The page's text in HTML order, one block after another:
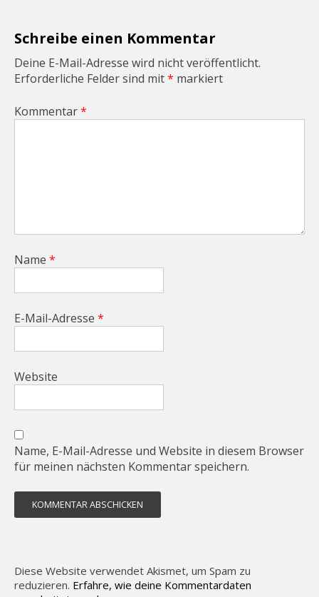
o
Schreibe einen Kommentar
Deine E-Mail-Adresse wird nicht veröffentlicht.
Erforderliche Felder sind mit* markiert
Kommentar*
Name *
E-Mail-Adresse *
Website
Name, E-Mail-Adresse und Website in diesem Browser
für meinen nächsten Kommentar speichern.
Diese Website verwendet Akismet, um Spam zu
reduzieren. Erfahre, wie deine Kommentardaten